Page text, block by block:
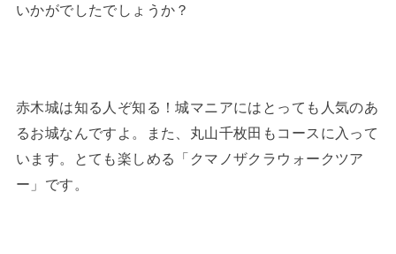
いかがでしたでしょうか？
赤木城は知る人ぞ知る！城マニアにはとっても人気のあ
るお城なんですよ。また、丸山千枚田もコースに入って
います。とても楽しめる「クマノザクラウォークツア
ー」です。